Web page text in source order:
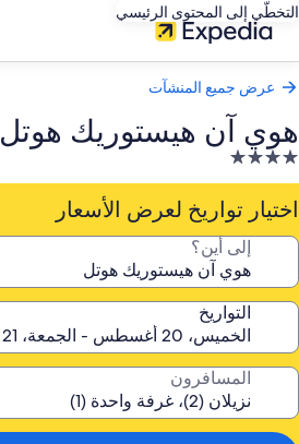
التخطّي إلى المحتوى الرئيسي
عرض جميع المنشآت
هوي آن هيستوريك هوتل
منشأة
فندقية
مصنفة
4.0
اختيار تواريخ لعرض الأسعار
إلى أين؟
التواريخ
المسافرون